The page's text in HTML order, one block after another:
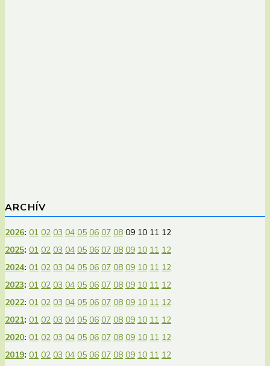
ARCHÍV
2026: 01 02 03 04 05 06 07 08 09 10 11 12
2025: 01 02 03 04 05 06 07 08 09 10 11 12
2024: 01 02 03 04 05 06 07 08 09 10 11 12
2023: 01 02 03 04 05 06 07 08 09 10 11 12
2022: 01 02 03 04 05 06 07 08 09 10 11 12
2021: 01 02 03 04 05 06 07 08 09 10 11 12
2020: 01 02 03 04 05 06 07 08 09 10 11 12
2019: 01 02 03 04 05 06 07 08 09 10 11 12